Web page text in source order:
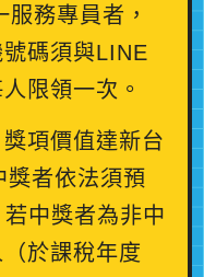
務專員者，
碼須與LINE
限領一次。
項價值達新台
者依法須預
中獎者為非中
於課稅年度